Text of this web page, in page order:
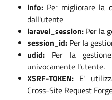
info: Per migliorare la
dall'utente
laravel_session: Per la
session_id: Per la
udid: Per la
univocamente l'utente.
XSRF-TOKEN: E'
Cross-Site Request